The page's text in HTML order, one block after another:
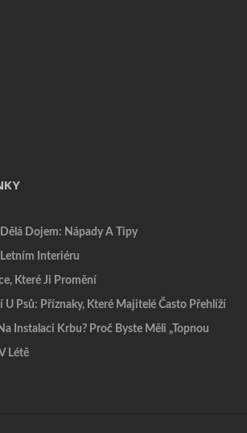
Dojem: Nápady A Tipy
Interiéru
Které Ji Promění
Psů: Příznaky, Které Majitelé Často Přehlíží
Instalaci Krbu? Proč Byste Měli „topnou
Létě